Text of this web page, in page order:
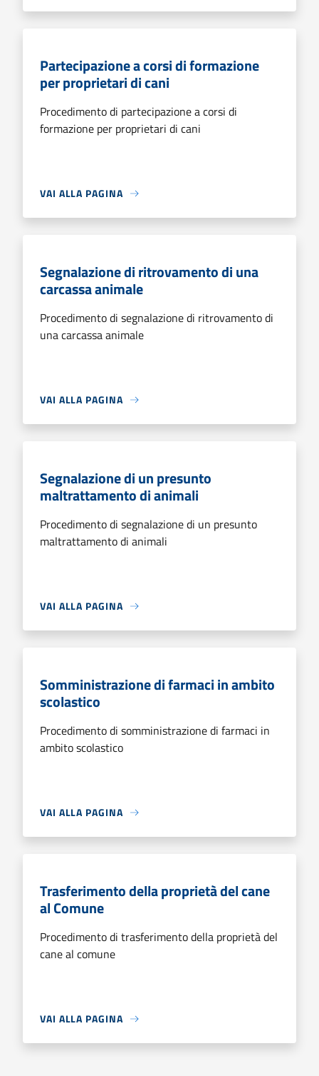
Partecipazione a corsi di formazione
per proprietari di cani
Procedimento di partecipazione a corsi di
formazione per proprietari di cani
VAI ALLA PAGINA
Segnalazione di ritrovamento di una
carcassa animale
Procedimento di segnalazione di ritrovamento di
una carcassa animale
VAI ALLA PAGINA
Segnalazione di un presunto
maltrattamento di animali
Procedimento di segnalazione di un presunto
maltrattamento di animali
VAI ALLA PAGINA
Somministrazione di farmaci in ambito
scolastico
Procedimento di somministrazione di farmaci in
ambito scolastico
VAI ALLA PAGINA
Trasferimento della proprietà del cane
al Comune
Procedimento di trasferimento della proprietà del
cane al comune
VAI ALLA PAGINA